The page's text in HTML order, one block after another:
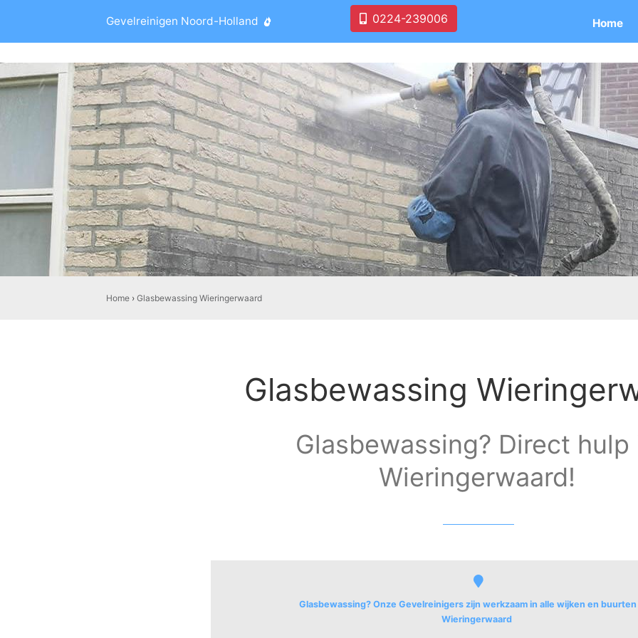
Gevelreinigen Noord-Holland 0224-239006 Home
Home ›Glasbewassing Wieringerwaard
Glasbewassing
Glasbewassing? Direct hulp
Wieringerwaard!
Glasbewassing? Onze Gevelreinigers zijn werkzaam in alle wijken en buurten
Wieringerwaard